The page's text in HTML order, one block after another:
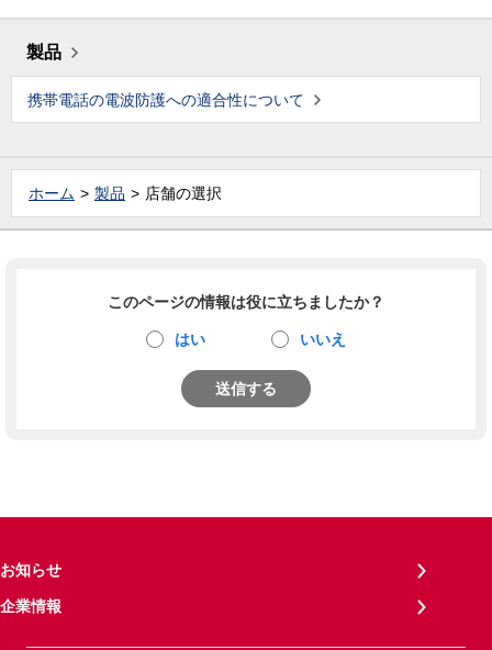
製品
携帯電話の電波防護への適合性について
ホーム 製品 店舗の選択
このページの情報は役に立ちましたか？
はい いいえ
送信する
お知らせ
企業情報